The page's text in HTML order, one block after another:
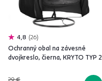
4,8 26
Ochranný obal na závesné
dvojkreslo, čierna, KRYTO TYP 2
29 €